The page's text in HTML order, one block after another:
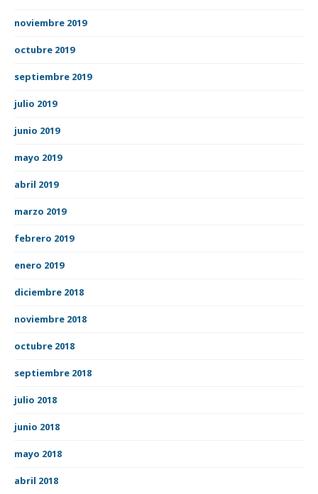
noviembre 2019
octubre 2019
septiembre 2019
julio 2019
junio 2019
mayo 2019
abril 2019
marzo 2019
febrero 2019
enero 2019
diciembre 2018
noviembre 2018
octubre 2018
septiembre 2018
julio 2018
junio 2018
mayo 2018
abril 2018